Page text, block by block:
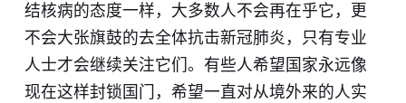
结核病的态度一样，大多数人不会再在乎它，更
不会大张旗鼓的去全体抗击新冠肺炎，只有专业
人士才会继续关注它们。有些人希望国家永远像
现在这样封锁国门，希望一直对从境外来的人实